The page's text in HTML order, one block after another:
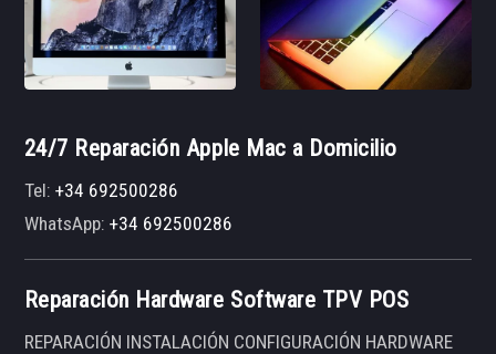
24/7 Reparación Apple Mac a Domicilio
Tel:+34 692500286
WhatsApp:+34 692500286
Reparación Hardware Software TPV POS
REPARACIÓN INSTALACIÓN CONFIGURACIÓN HARDWARE